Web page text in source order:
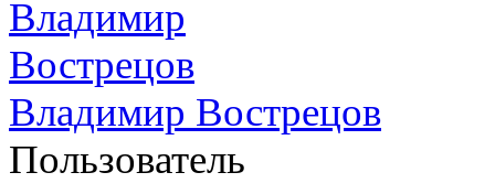
Владимир Вострецов
Пользователь